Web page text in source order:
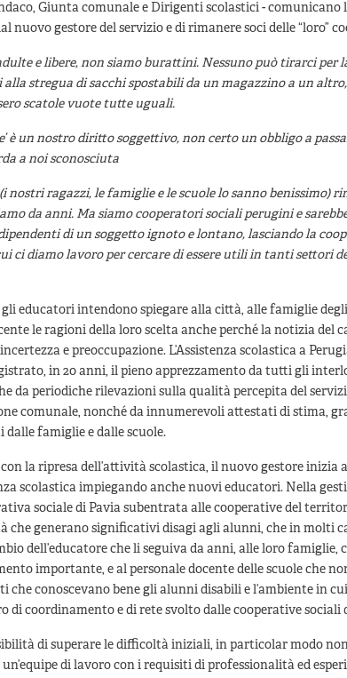
Giunta comunale e Dirigenti scolastici - comunicano
nuovo gestore del servizio e di rimanere soci delle “loro”
e libere, non siamo burattini. Nessuno può tirarci per
stregua di sacchi spostabili da un magazzino a un altro,
scatole vuote tutte uguali.
è un nostro diritto soggettivo, non certo un obbligo a
a noi sconosciuta
nostri ragazzi, le famiglie e le scuole lo sanno benissimo)
da anni. Ma siamo cooperatori sociali perugini e
di un soggetto ignoto e lontano, lasciando la
ci diamo lavoro per cercare di essere utili in tanti settori
gli educatori intendono spiegare alla città, alle famiglie
le ragioni della loro scelta anche perché la notizia del
e preoccupazione. L’Assistenza scolastica a
in 20 anni, il pieno apprezzamento da tutti gli
da periodiche rilevazioni sulla qualità percepita del
comunale, nonché da innumerevoli attestati di stima,
famiglie e dalle scuole.
con la ripresa dell’attività scolastica, il nuovo gestore inizia
scolastica impiegando anche nuovi educatori. Nella
sociale di Pavia subentrata alle cooperative del
che generano significativi disagi agli alunni, che in molti
dell’educatore che li seguiva da anni, alle loro famiglie,
importante, e al personale docente delle scuole che
che conoscevano bene gli alunni disabili e l’ambiente in
di coordinamento e di rete svolto dalle cooperative
di superare le difficoltà iniziali, in particolar modo
di lavoro con i requisiti di professionalità ed